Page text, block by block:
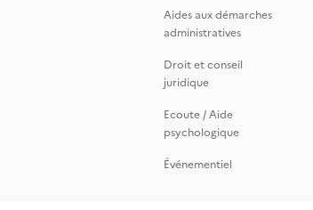
Aides aux démarches
administratives
Droit et conseil
juridique
Ecoute / Aide
psychologique
Événementiel